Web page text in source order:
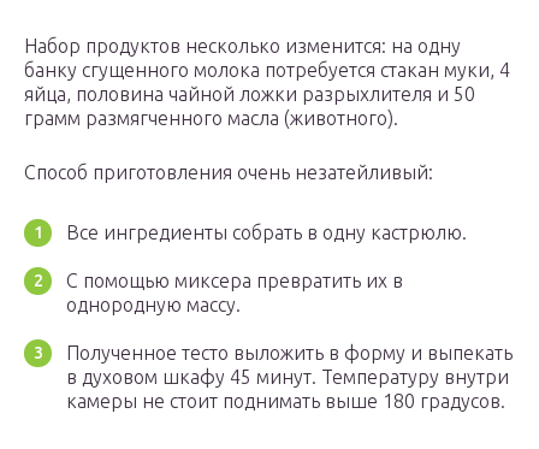
Набор продуктов несколько изменится: на одну
банку сгущенного молока потребуется стакан муки, 4
яйца, половина чайной ложки разрыхлителя и 50
грамм размягченного масла (животного).
Способ приготовления очень незатейливый:
Все ингредиенты собрать в одну кастрюлю.
С помощью миксера превратить их в
однородную массу.
Полученное тесто выложить в форму и выпекать
в духовом шкафу 45 минут. Температуру внутри
камеры не стоит поднимать выше 180 градусов.